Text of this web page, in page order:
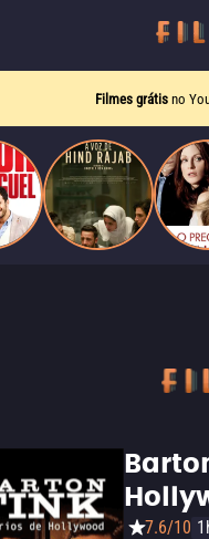
Filmes grátis no
7.6/10